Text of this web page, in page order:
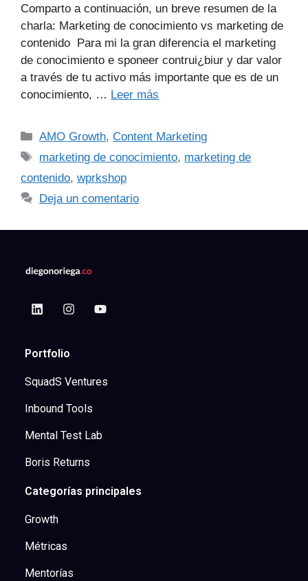
Comparto a continuación, un breve resumen de la
charla: Marketing de conocimiento vs marketing de
contenido Para mi la gran diferencia el marketing
de conocimiento e sponeer contrui¿biur y dar valor
a través de tu activo más importante que es de un
conocimiento, … Leer más
AMO Growth,Content Marketing
marketing de conocimiento, marketing de
contenido, wprkshop
Deja un comentario
Portfolio
SquadS Ventures
Inbound Tools
Mental Test Lab
Boris Returns
Categorías principales
Growth
Métricas
Mentorías